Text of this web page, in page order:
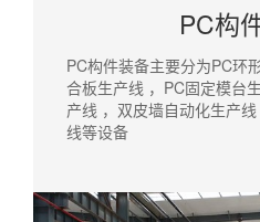
PC构
PC构件装备主要分为PC环
合板生产线 ，PC固定模台
产线 ，双皮墙自动化生产
线等设备